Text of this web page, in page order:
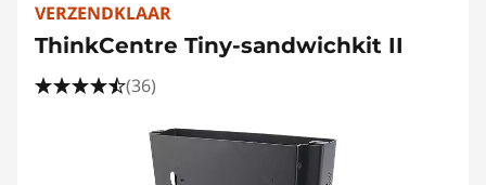
VERZENDKLAAR
ThinkCentre Tiny-sandwichkit II
(36)